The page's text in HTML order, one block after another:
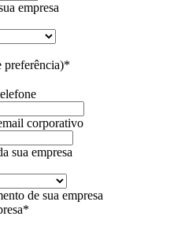
empresa
preferência)*
corporativo
sua empresa
de sua empresa